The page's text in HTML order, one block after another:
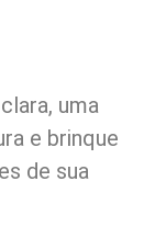
uma
e brinque
de sua